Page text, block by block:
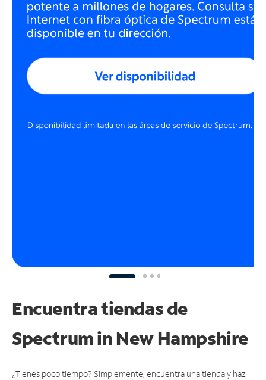
Encuentra tiendas de
Spectrumin New Hampshire
¿Tienes poco tiempo? Simplemente, encuentra una tienda y haz